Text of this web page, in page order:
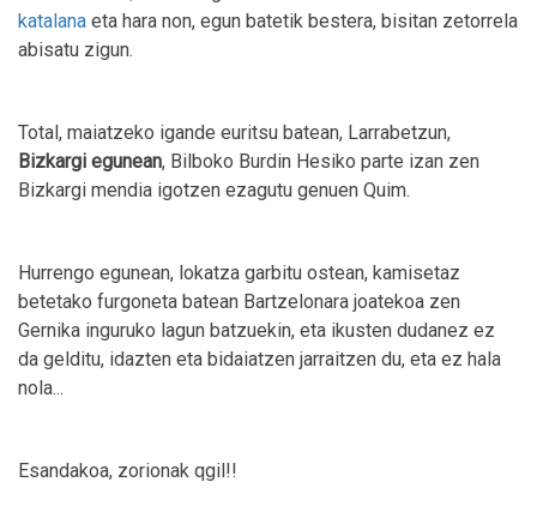
katalana eta hara non, egun batetik bestera, bisitan zetorrela
abisatu zigun.
Total, maiatzeko igande euritsu batean, Larrabetzun,
Bizkargi egunean, Bilboko Burdin Hesiko parte izan zen
Bizkargi mendia igotzen ezagutu genuen Quim.
Hurrengo egunean, lokatza garbitu ostean, kamisetaz
betetako furgoneta batean Bartzelonara joatekoa zen
Gernika inguruko lagun batzuekin, eta ikusten dudanez ez
da gelditu, idazten eta bidaiatzen jarraitzen du, eta ez hala
nola...
Esandakoa, zorionak qgil!!